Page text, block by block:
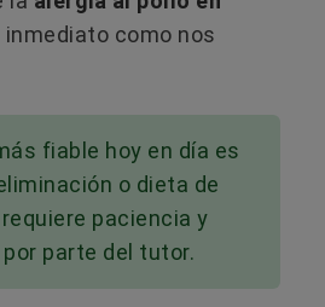
inmediato como nos
fiable hoy en día es
o dieta de
paciencia y
parte del tutor.